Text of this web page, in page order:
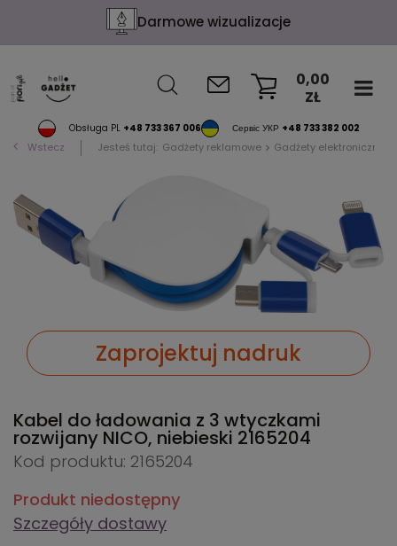
Darmowe wizualizacje
Obsługa PL +48 733 367 006 Сервіс УКР +48 733 382 002
0,00
ZŁ
Wstecz Jesteś tutaj: Gadżety reklamowe Gadżety elektroniczne
Zaprojektuj nadruk
Kabel do ładowania z 3 wtyczkami
rozwijany NICO, niebieski 2165204
Kod produktu: 2165204
Produkt niedostępny
Szczegóły dostawy